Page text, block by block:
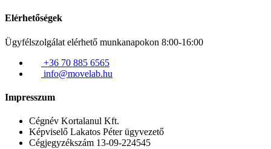
Elérhetőségek
Ügyfélszolgálat elérhető munkanapokon 8:00-16:00
+36 70 885 6565
info@movelab.hu
Impresszum
Cégnév Kortalanul Kft.
Képviselő Lakatos Péter ügyvezető
Cégjegyzékszám 13-09-224545